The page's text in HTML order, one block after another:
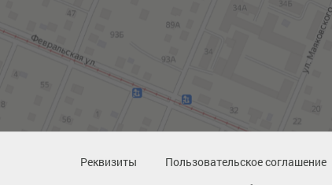
Реквизиты Пользовательское соглашение